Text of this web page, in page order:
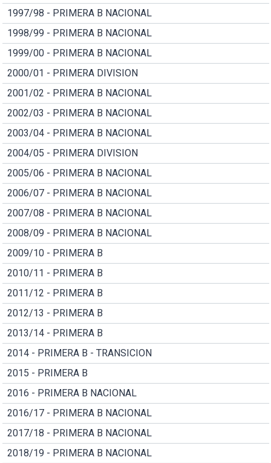
1997/98 - PRIMERA B NACIONAL
1998/99 - PRIMERA B NACIONAL
1999/00 - PRIMERA B NACIONAL
2000/01 - PRIMERA DIVISION
2001/02 - PRIMERA B NACIONAL
2002/03 - PRIMERA B NACIONAL
2003/04 - PRIMERA B NACIONAL
2004/05 - PRIMERA DIVISION
2005/06 - PRIMERA B NACIONAL
2006/07 - PRIMERA B NACIONAL
2007/08 - PRIMERA B NACIONAL
2008/09 - PRIMERA B NACIONAL
2009/10 - PRIMERA B
2010/11 - PRIMERA B
2011/12 - PRIMERA B
2012/13 - PRIMERA B
2013/14 - PRIMERA B
2014 - PRIMERA B - TRANSICION
2015 - PRIMERA B
2016 - PRIMERA B NACIONAL
2016/17 - PRIMERA B NACIONAL
2017/18 - PRIMERA B NACIONAL
2018/19 - PRIMERA B NACIONAL